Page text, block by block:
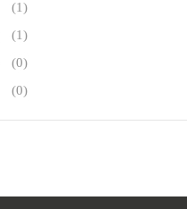
(1)
(1)
(0)
(0)